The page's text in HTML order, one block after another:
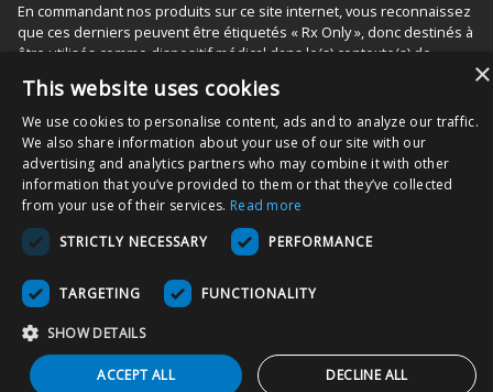
En commandant nos produits sur ce site internet, vous reconnaissez
que ces derniers peuvent être étiquetés « Rx Only », donc destinés à
être utilisés comme dispositif médical dans le(s) contexte(s) de
le produit comme spécifié dans les modes d’emplois, comme indiqué
sur l’emballage et/ou les notices du produit associées. Vous
acceptez que les notices soient suivies pour garantir une utilisation
et une fonctionnalité correctes du produit.
×
This website uses cookies
We use cookies to personalise content, ads and to analyze our traffic.
We also share information about your use of our site with our
advertising and analytics partners who may combine it with other
information that you’ve provided to them or that they’ve collected
from your use of their services. Read more
STRICTLY NECESSARY
PERFORMANCE
TARGETING FUNCTIONALITY
SHOW DETAILS
ACCEPT ALL DECLINE ALL